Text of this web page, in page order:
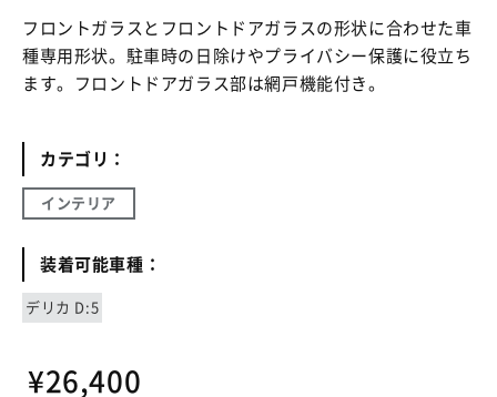
フロントガラスとフロントドアガラスの形状に合わせた車
種専用形状。駐車時の日除けやプライバシー保護に役立ち
ます。フロントドアガラス部は網戸機能付き。
カテゴリ：
インテリア
装着可能車種：
デリカ D:5
¥26,400